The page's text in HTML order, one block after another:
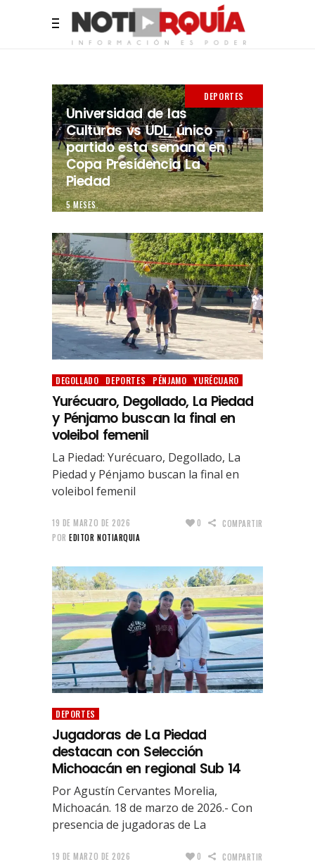
DEPORTES
Universidad de las
Culturas vs UDL, único
partido esta semana en
Copa Presidencia La
Piedad
5 MESES.
DEGOLLADO DEPORTES PÉNJAMO YURÉCUARO
Yurécuaro, Degollado, La Piedad
y Pénjamo buscan la final en
voleibol femenil
La Piedad: Yurécuaro, Degollado, La
Piedad y Pénjamo buscan la final en
voleibol femenil
19 DE MARZO DE 2026
POR EDITOR NOTIARQUIA
0 COMPARTIR
DEPORTES
Jugadoras de La Piedad
destacan con Selección
Michoacán en regional Sub 14
Por Agustín Cervantes Morelia,
Michoacán. 18 de marzo de 2026.- Con
presencia de jugadoras de La
19 DE MARZO DE 2026
0 COMPARTIR